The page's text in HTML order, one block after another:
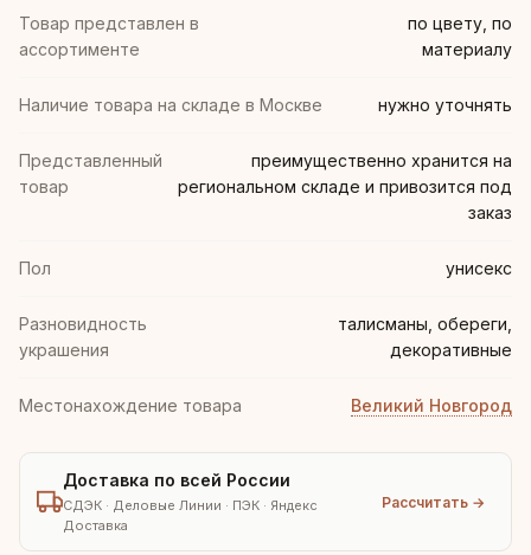
Товар представлен в
ассортименте
по цвету, по
материалу
Наличие товара на складе в Москве нужно уточнять
Представленный
товар
преимущественно хранится на
региональном складе и привозится под
заказ
Пол унисекс
Разновидность
украшения
талисманы, обереги,
декоративные
Местонахождение товара Великий Новгород
Доставка по всей России
СДЭК · Деловые Линии · ПЭК · Яндекс
Доставка
Рассчитать →